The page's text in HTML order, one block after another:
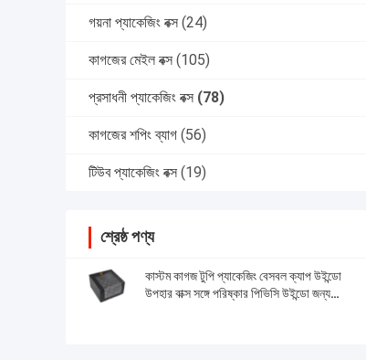
গয়না প্যাকেজিং বক্স (24)
কাগজের মেইল বক্স (105)
প্রসাধনী প্যাকেজিং বক্স (78)
কাগজের শপিং ব্যাগ (56)
টিউব প্যাকেজিং বক্স (19)
শ্রেষ্ঠ পণ্য
কাস্টম কাগজ টুপি প্যাকেজিং বেসবল ক্যাপ উইন্ডো
উপহার বাক্স সঙ্গে পরিষ্কার পিভিসি উইন্ডো জন্য